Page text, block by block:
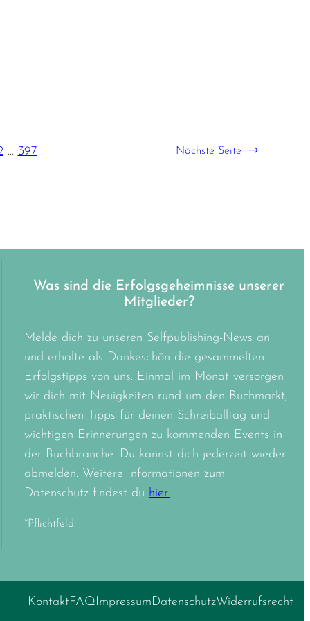
… 397 Nächste Seite →
Was sind die Erfolgsgeheimnisse unserer
Mitglieder?
Melde dich zu unseren Selfpublishing-News an
und erhalte als Dankeschön die gesammelten
Erfolgstipps von uns. Einmal im Monat versorgen
wir dich mit Neuigkeiten rund um den Buchmarkt,
praktischen Tipps für deinen Schreiballtag und
wichtigen Erinnerungen zu kommenden Events in
der Buchbranche. Du kannst dich jederzeit wieder
abmelden. Weitere Informationen zum
Datenschutz findest du hier.
*Pflichtfeld
KontaktFAQImpressumDatenschutzWiderrufsrecht